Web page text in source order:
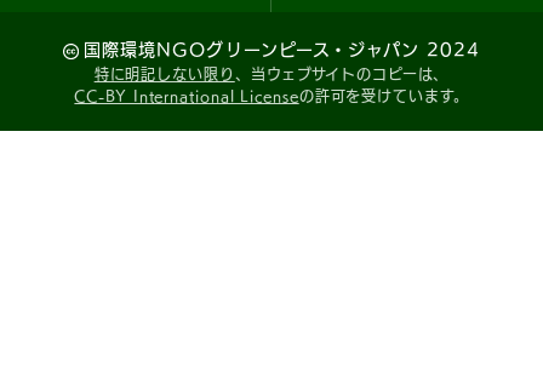
国際環境NGOグリーンピース・ジャパン 2024
特に明記しない限り 、当ウェブサイトのコピーは、
CC-BY International Licenseの許可を受けています。